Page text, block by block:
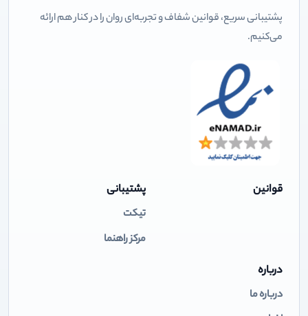
پشتیبانی سریع، قوانین شفاف و تجربه‌ای روان را در کنار هم ارائه
می‌کنیم.
قوانین پشتیبانی
تیکت
مرکز راهنما
درباره
درباره ما